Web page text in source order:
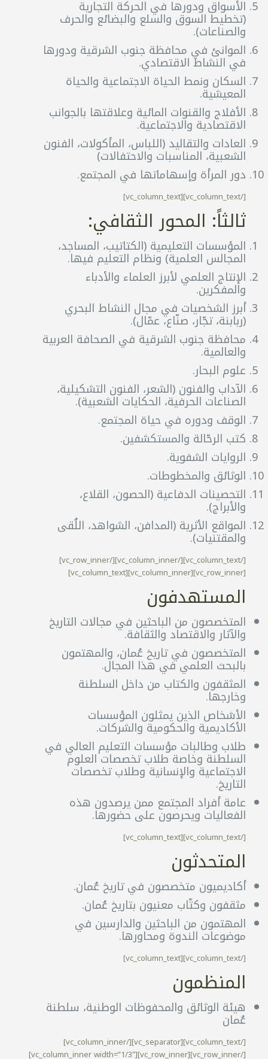
الأسواق ودورها في الحركة التجارية
(تخطيط السوق والسلع والبضائع والحرف
والصناعات).
الموانئ في محافظة جنوب الشرقية ودورها
في النشاط الاقتصادي.
السكان ونمط الحياة الاجتماعية والحياة
المعيشية.
الأفلاج والقنوات المائية وعلاقتها بالجوانب
الاقتصادية والاجتماعية.
العادات والتقاليد (اللباس، المأكولات، الفنون
الشعبية، المناسبات والاحتفالات)
دور المرأة وإسهاماتها في المجتمع.
[/vc_column_text][vc_column_text]
ثالثاً: المحور الثقافي:
المؤسسات التعليمية (الكتاتيب، المساجد،
المجالس العلمية) ونظام التعليم فيها.
الإنتاج العلمي لأبرز العلماء والأدباء
والمفكرين.
أبرز الشخصيات في مجال النشاط البحري
(ربابنة، تجّار، صنّاع، عمّال).
محافظة جنوب الشرقية في الصحافة العربية
والعالمية.
علوم البحار.
الآداب والفنون (الشعر، الفنون التشكيلية،
الصناعات الحرفية، الحكايات الشعبية).
الوقف ودوره في حياة المجتمع.
كتب الرحّالة والمستكشفين.
الروايات الشفوية.
الوثائق والمخطوطات.
التحصينات الدفاعية (الحصون، القلاع،
والأبراج).
المواقع الأثرية (المدافن، الشواهد، اللُقى
والمقتنيات).
[/vc_column_text][/vc_column_inner][/vc_row_inner]
[vc_row_inner][vc_column_inner][vc_column_text]
المستهدفون
المتخصصون من الباحثين في مجالات التاريخ
والآثار والاقتصاد والثقافة.
المتخصصون في تاريخ عُمان، والمهتمون
بالبحث العلمي في هذا المجال.
المثقفون والكتاب من داخل السلطنة
وخارجها.
الأشخاص الذين يمثلون المؤسسات
الأكاديمية والحكومية والشركات.
طلاب وطالبات مؤسسات التعليم العالي في
السلطنة وخاصة طلاب تخصصات العلوم
الاجتماعية والإنسانية وطلاب تخصصات
التاريخ.
عامة أفراد المجتمع ممن يرصدون هذه
الفعاليات ويحرصون على حضورها.
[/vc_column_text][vc_column_text]
المتحدثون
أكاديميون متخصصون في تاريخ عُمان.
مثقفون وكتّاب معنيون بتاريخ عُمان.
المهتمون من الباحثين والدارسين في
موضوعات الندوة ومحاورها.
[/vc_column_text][vc_column_text]
المنظمون
هيئة الوثائق والمحفوظات الوطنية، سلطنة
عُمان
[/vc_column_text][vc_separator][/vc_column_inner]
[/vc_row_inner][vc_row_inner][vc_column_inner width=”1/3″]